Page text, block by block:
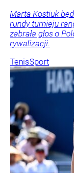
Marta Kostiuk
rundy turnieju
zabrała głos o
rywalizacji.
TenisSport